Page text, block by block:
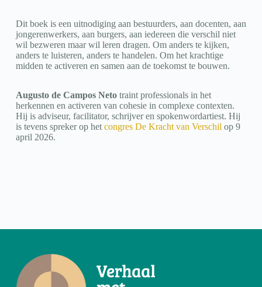
Dit boek is een uitnodiging aan bestuurders, aan docenten, aan
jongerenwerkers, aan burgers, aan iedereen die verschil niet
wil bezweren maar wil leren dragen. Om anders te kijken,
anders te luisteren, anders te handelen. Om het krachtige
midden te activeren en samen aan de toekomst te bouwen.
Augusto de Campos Neto traint professionals in het
herkennen en activeren van cohesie in complexe contexten.
Hij is adviseur, facilitator, schrijver en spokenwordartiest. Hij
is tevens spreker op hetcongres De Kracht van Verschil op 9
april 2026.